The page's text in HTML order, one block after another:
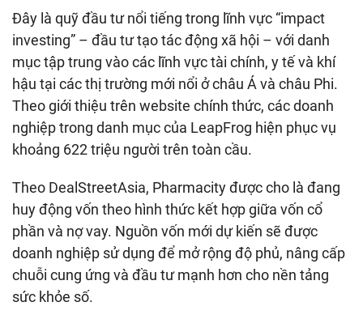
investing” – đầu tư tạo tác động xã hội – với danh
mục tập trung vào các lĩnh vực tài chính, y tế và khí
hậu tại các thị trường mới nổi ở châu Á và châu Phi.
Theo giới thiệu trên website chính thức, các doanh
nghiệp trong danh mục của LeapFrog hiện phục vụ
huy động vốn theo hình thức kết hợp giữa vốn cổ
phần và nợ vay. Nguồn vốn mới dự kiến sẽ được
doanh nghiệp sử dụng để mở rộng độ phủ, nâng cấp
chuỗi cung ứng và đầu tư mạnh hơn cho nền tảng